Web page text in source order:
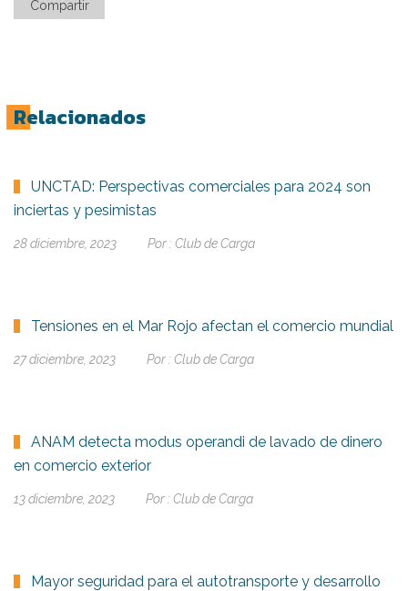
Compartir
Relacionados
UNCTAD: Perspectivas comerciales para 2024 son
inciertas y pesimistas
28 diciembre, 2023 Por : Club de Carga
Tensiones en el Mar Rojo afectan el comercio mundial
27 diciembre, 2023 Por : Club de Carga
ANAM detecta modus operandi de lavado de dinero
en comercio exterior
13 diciembre, 2023 Por : Club de Carga
Mayor seguridad para el autotransporte y desarrollo